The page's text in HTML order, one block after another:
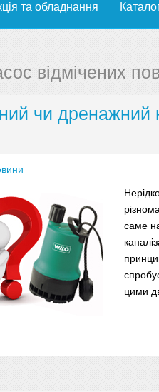
та обладнання
відмічених
чи
саме
цими